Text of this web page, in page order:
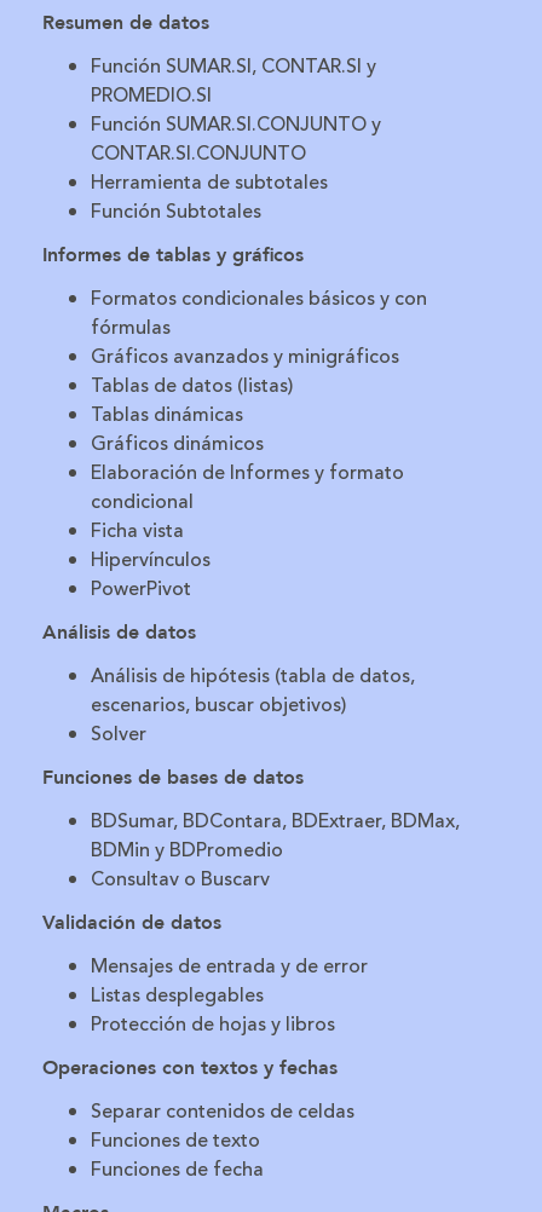
Resumen de datos
Función SUMAR.SI, CONTAR.SI y
PROMEDIO.SI
Función SUMAR.SI.CONJUNTO y
CONTAR.SI.CONJUNTO
Herramienta de subtotales
Función Subtotales
Informes de tablas y gráficos
Formatos condicionales básicos y con
fórmulas
Gráficos avanzados y minigráficos
Tablas de datos (listas)
Tablas dinámicas
Gráficos dinámicos
Elaboración de Informes y formato
condicional
Ficha vista
Hipervínculos
PowerPivot
Análisis de datos
Análisis de hipótesis (tabla de datos,
escenarios, buscar objetivos)
Solver
Funciones de bases de datos
BDSumar, BDContara, BDExtraer, BDMax,
BDMin y BDPromedio
Consultav o Buscarv
Validación de datos
Mensajes de entrada y de error
Listas desplegables
Protección de hojas y libros
Operaciones con textos y fechas
Separar contenidos de celdas
Funciones de texto
Funciones de fecha